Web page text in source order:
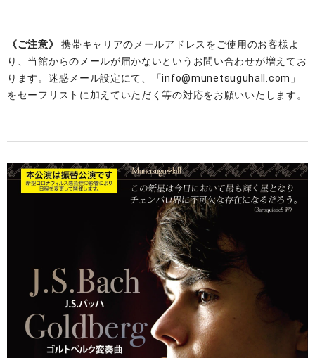
《ご注意》
携帯キャリアのメールアドレスをご使用のお客様よ
り、当館からのメールが届かないというお問い合わせが増えてお
ります。迷惑メール設定にて、「info@munetsuguhall.com」
をセーフリストに加えていただく等の対応をお願いいたします。